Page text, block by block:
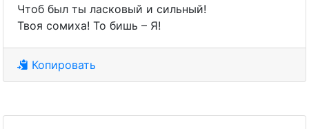
Чтоб был ты ласковый и сильный!
Твоя сомиха! То бишь – Я!
Копировать